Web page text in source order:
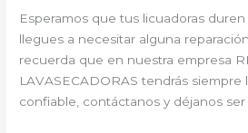
Esperamos que tus licuadoras
llegues a necesitar alguna
recuerda que en nuestra empresa
LAVASECADORAS tendrás
confiable, contáctanos y déjanos ser